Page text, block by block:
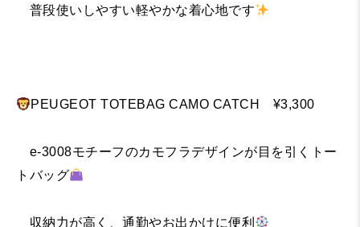
普段使いしやすい軽やかな着心地です
PEUGEOT TOTEBAG CAMO CATCH ¥3,300
e-3008モチーフのカモフラデザインが目を引くトー
トバッグ
収納力が高く、通勤やお出かけに便利